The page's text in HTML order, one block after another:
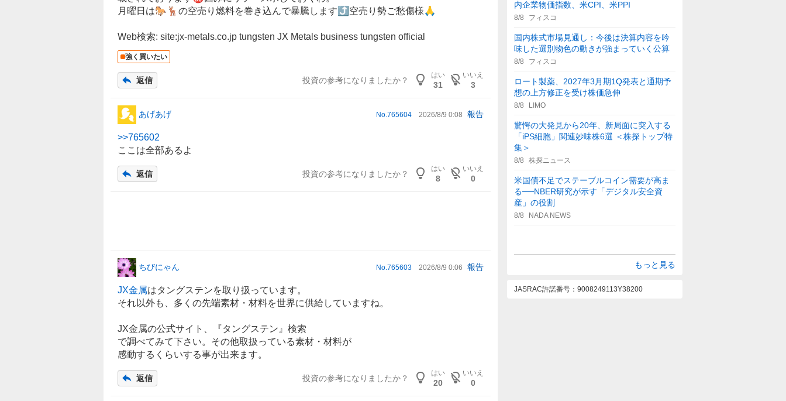
月曜日は🐎🦌の空売り燃料を巻き込んで暴騰します⤴️空売り勢ご愁傷様🙏
Web検索: site:jx-metals.co.jp tungsten JX Metals business tungsten official
強く買いたい
返信 投資の参考になりましたか？
はい
31
いいえ
3
あげあげ No. 765604 2026/8/9 0:08 報告
>>765602
ここは全部あるよ
返信 投資の参考になりましたか？
はい
8
いいえ
0
ちびにゃん No. 765603 2026/8/9 0:06 報告
JX金属はタングステンを取り扱っています。
それ以外も、多くの先端素材・材料を世界に供給していますね。
JX金属の公式サイト、『タングステン』検索
で調べてみて下さい。その他取扱っている素材 ・材料が
感動するくらいする事が出来ます。
返信 投資の参考になりましたか？
はい
20
いいえ
0
内企業物価指数、米CPI、米PPI
8/8 フィスコ
国内株式市場見通し：今後は決算内容を吟
味した選別物色の動きが強まっていく公算
8/8 フィスコ
ロート製薬、2027年3月期1Q発表と通期予
想の上方修正を受け株価急伸
8/8 LIMO
驚愕の大発見から20年、新局面に突入する
「iPS細胞」関連妙味株6選 ＜株探トップ特
集＞
8/8 株探ニュース
米国債不足でステーブルコイン需要が高ま
る──NBER研究が示す「デジタル安全資
産」の役割
8/8 NADA NEWS
もっと見る
JASRAC許諾番号 9008249113Y38200